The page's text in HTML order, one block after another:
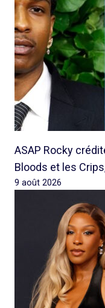
ASAP Rocky
Bloods et les
9 août 2026